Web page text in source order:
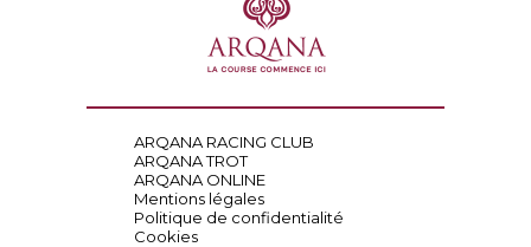
ARQANA RACING CLUB
ARQANA TROT
ARQANA ONLINE
Mentions légales
Politique de confidentialité
Cookies